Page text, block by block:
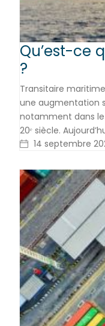
Qu’est-ce
?
Transitaire
une augmentation
notamment dans
20ᵉ siècle.
14 septembre